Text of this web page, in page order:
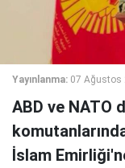
Yayınlanma: 07 Ağustos
ABD ve NATO
İslam